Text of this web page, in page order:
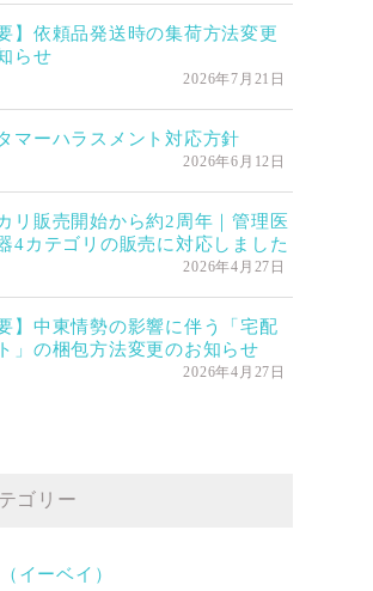
要】依頼品発送時の集荷方法変更
らせ
2026年7月21日
マーハラスメント対応方針
2026年6月12日
リ販売開始から約2周年｜管理医
4カテゴリの販売に対応しました
2026年4月27日
要】中東情勢の影響に伴う「宅配
」の梱包方法変更のお知らせ
2026年4月27日
ゴリー
イーベイ）